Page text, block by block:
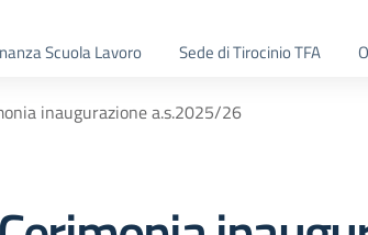
Scuola Lavoro Sede di Tirocinio TFA
inaugurazione a.s.2025/26